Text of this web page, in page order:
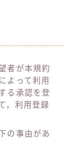
者が本規約
よって利用
る承認を登
，利用登録
の事由があ